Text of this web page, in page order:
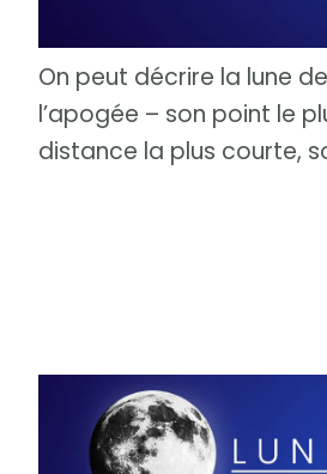
On peut décrire la lune
l’apogée – son point le
distance la plus courte,